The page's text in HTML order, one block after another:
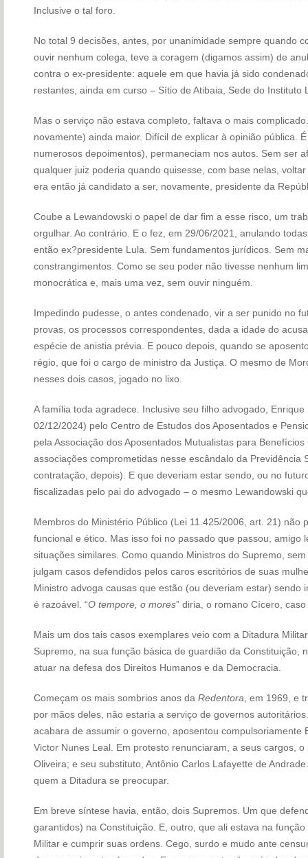
Inclusive o tal foro.
No total 9 decisões, antes, por unanimidade sempre quando
ouvir nenhum colega, teve a coragem (digamos assim) de
contra o ex-presidente: aquele em que havia já sido
restantes, ainda em curso – Sítio de Atibaia, Sede do Instituto
Mas o serviço não estava completo, faltava o mais
novamente) ainda maior. Difícil de explicar à opinião pública.
numerosos depoimentos), permaneciam nos autos. Sem ser
qualquer juiz poderia quando quisesse, com base nelas,
era então já candidato a ser, novamente, presidente da
Coube a Lewandowski o papel de dar fim a esse risco, um
orgulhar. Ao contrário. E o fez, em 29/06/2021, anulando
então ex?presidente Lula. Sem fundamentos jurídicos. Sem
constrangimentos. Como se seu poder não tivesse nenhum
monocrática e, mais uma vez, sem ouvir ninguém.
Impedindo pudesse, o antes condenado, vir a ser punido no
provas, os processos correspondentes, dada a idade do
espécie de anistia prévia. E pouco depois, quando se
régio, que foi o cargo de ministro da Justiça. O mesmo de
nesses dois casos, jogado no lixo.
A família toda agradece. Inclusive seu filho advogado,
02/12/2024) pelo Centro de Estudos dos Aposentados e
pela Associação dos Aposentados Mutualistas para
associações comprometidas nesse escândalo da Previdência
contratação, depois). E que deveriam estar sendo, ou no
fiscalizadas pelo pai do advogado – o mesmo Lewandowski
Membros do Ministério Público (Lei 11.425/2006, art. 21) não
funcional e ético. Mas isso foi no passado que passou, amigo
situações similares. Como quando Ministros do Supremo,
julgam casos defendidos pelos caros escritórios de suas
Ministro advoga causas que estão (ou deveriam estar) sendo
é razoável. “O tempore, o mores” diria, o romano Cícero,
Mais um dos tais casos exemplares veio com a Ditadura
Supremo, na sua função básica de guardião da Constituição,
atuar na defesa dos Direitos Humanos e da Democracia.
Começam os mais sombrios anos da Redentora , em 1969, e
por mãos deles, não estaria a serviço de governos
acabara de assumir o governo, aposentou compulsoriamente
Victor Nunes Leal. Em protesto renunciaram, a seus cargos,
Oliveira; e seu substituto, Antônio Carlos Lafayette de
quem a Ditadura se preocupar.
Em breve síntese havia, então, dois Supremos. Um que
garantidos) na Constituição. E, outro, que ali estava na
Militar e cumprir suas ordens. Cego, surdo e mudo ante